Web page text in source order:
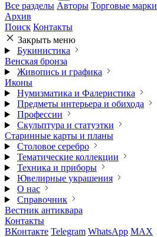
Все разделы Авторы Торговые марки
Архив
Поиск Контакты
Закрыть меню
Букинистика
Венская бронза
Живопись и графика
Иконы
Нумизматика и Фалеристика
Предметы интерьера и обихода
Профессии
Скульптура и статуэтки
Старинные карты и планы
Столовое серебро
Тематические коллекции
Техника и приборы
Ювелирные украшения
О нас
Справочник
Вестник антиквара
Контакты
ВКонтакте Telegram WhatsApp MAX